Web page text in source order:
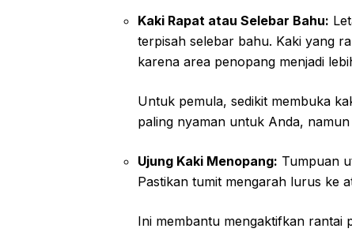
Kaki Rapat atau Selebar Bahu:
terpisah selebar bahu. Kaki yang
karena area penopang menjadi
Untuk pemula, sedikit membuka
paling nyaman untuk Anda,
Ujung Kaki Menopang: Tumpuan
Pastikan tumit mengarah lurus ke
Ini membantu mengaktifkan rantai